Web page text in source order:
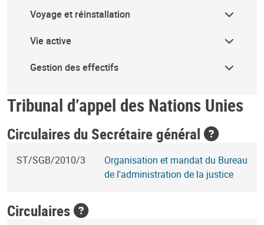
Voyage et réinstallation
Vie active
Gestion des effectifs
Tribunal d’appel des Nations Unies
Circulaires du Secrétaire général
ST/SGB/2010/3
Organisation et mandat du Bureau
de l'administration de la justice
Circulaires